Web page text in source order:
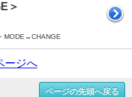
＞
MODE→CHANGE
ージへ
ページの先頭へ戻る